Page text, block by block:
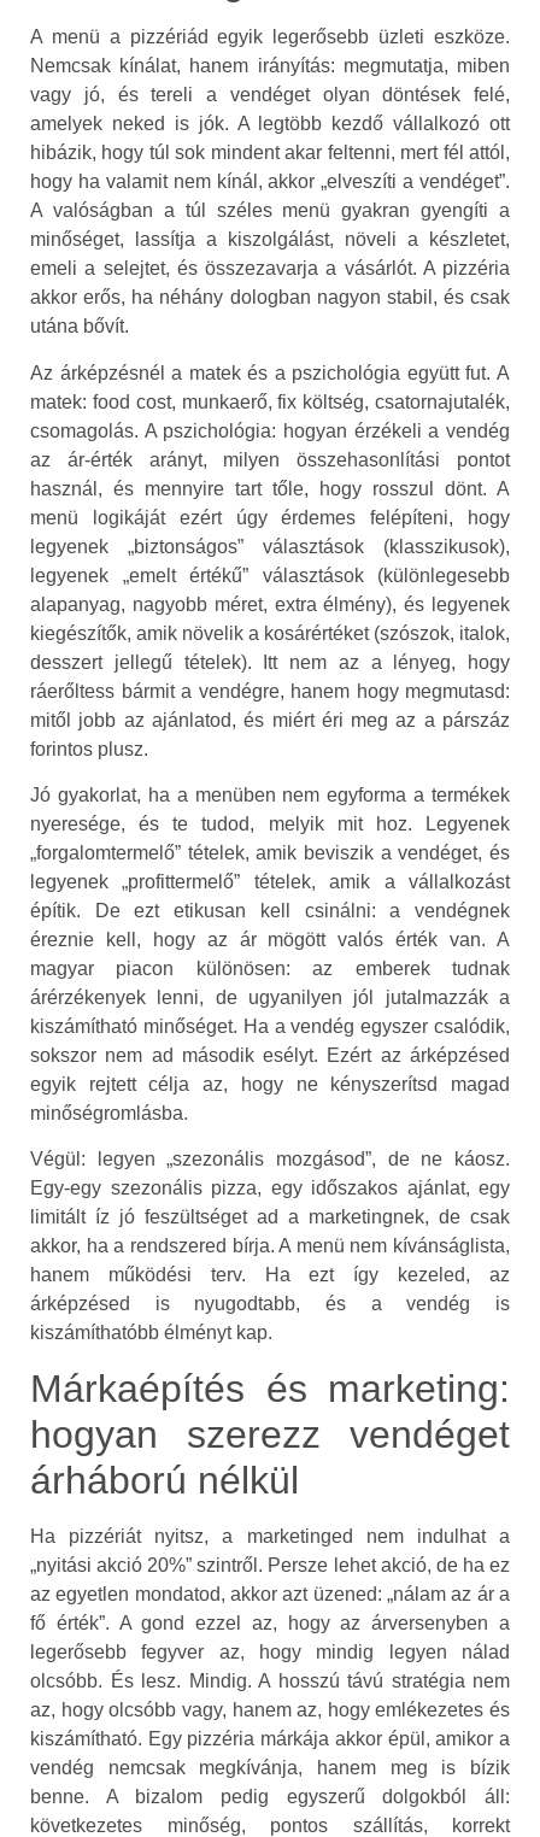
A menü a pizzériád egyik legerősebb üzleti eszköze.
Nemcsak kínálat, hanem irányítás: megmutatja, miben
vagy jó, és tereli a vendéget olyan döntések felé,
amelyek neked is jók. A legtöbb kezdő vállalkozó ott
hibázik, hogy túl sok mindent akar feltenni, mert fél attól,
hogy ha valamit nem kínál, akkor „elveszíti a vendéget”.
A valóságban a túl széles menü gyakran gyengíti a
minőséget, lassítja a kiszolgálást, növeli a készletet,
emeli a selejtet, és összezavarja a vásárlót. A pizzéria
akkor erős, ha néhány dologban nagyon stabil, és csak
utána bővít.
Az árképzésnél a matek és a pszichológia együtt fut. A
matek: food cost, munkaerő, fix költség, csatornajutalék,
csomagolás. A pszichológia: hogyan érzékeli a vendég
az ár-érték arányt, milyen összehasonlítási pontot
használ, és mennyire tart tőle, hogy rosszul dönt. A
menü logikáját ezért úgy érdemes felépíteni, hogy
legyenek „biztonságos” választások (klasszikusok),
legyenek „emelt értékű” választások (különlegesebb
alapanyag, nagyobb méret, extra élmény), és legyenek
kiegészítők, amik növelik a kosárértéket (szószok, italok,
desszert jellegű tételek). Itt nem az a lényeg, hogy
ráerőltess bármit a vendégre, hanem hogy megmutasd:
mitől jobb az ajánlatod, és miért éri meg az a párszáz
forintos plusz.
Jó gyakorlat, ha a menüben nem egyforma a termékek
nyeresége, és te tudod, melyik mit hoz. Legyenek
„forgalomtermelő” tételek, amik beviszik a vendéget, és
legyenek „profittermelő” tételek, amik a vállalkozást
építik. De ezt etikusan kell csinálni: a vendégnek
éreznie kell, hogy az ár mögött valós érték van. A
magyar piacon különösen: az emberek tudnak
árérzékenyek lenni, de ugyanilyen jól jutalmazzák a
kiszámítható minőséget. Ha a vendég egyszer csalódik,
sokszor nem ad második esélyt. Ezért az árképzésed
egyik rejtett célja az, hogy ne kényszerítsd magad
minőségromlásba.
Végül: legyen „szezonális mozgásod”, de ne káosz.
Egy-egy szezonális pizza, egy időszakos ajánlat, egy
limitált íz jó feszültséget ad a marketingnek, de csak
akkor, ha a rendszered bírja. A menü nem kívánságlista,
hanem működési terv. Ha ezt így kezeled, az
árképzésed is nyugodtabb, és a vendég is
kiszámíthatóbb élményt kap.
Márkaépítés és marketing:
hogyan szerezz vendéget
árháború nélkül
Ha pizzériát nyitsz, a marketinged nem indulhat a
„nyitási akció 20%” szintről. Persze lehet akció, de ha ez
az egyetlen mondatod, akkor azt üzened: „nálam az ár a
fő érték”. A gond ezzel az, hogy az árversenyben a
legerősebb fegyver az, hogy mindig legyen nálad
olcsóbb. És lesz. Mindig. A hosszú távú stratégia nem
az, hogy olcsóbb vagy, hanem az, hogy emlékezetes és
kiszámítható. Egy pizzéria márkája akkor épül, amikor a
vendég nemcsak megkívánja, hanem meg is bízik
benne. A bizalom pedig egyszerű dolgokból áll:
következetes minőség, pontos szállítás, korrekt